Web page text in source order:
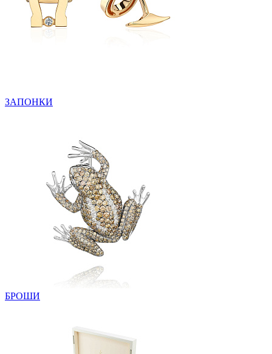
ЗАПОНКИ
БРОШИ